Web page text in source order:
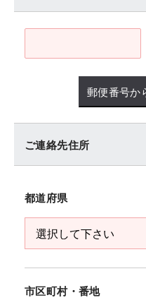
郵便番号か
ご連絡先住所
都道府県
市区町村・番地